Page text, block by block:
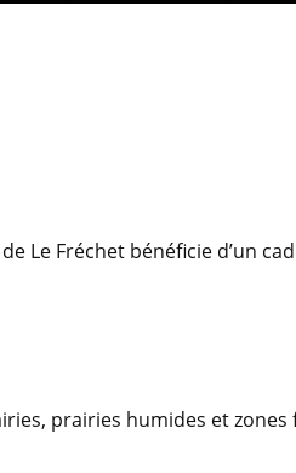
Le Fréchet bénéficie d’un
prairies humides et zones